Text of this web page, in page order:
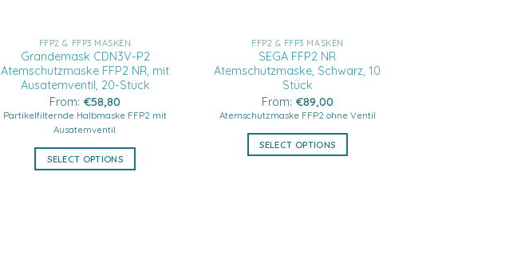
FFP2 & FFP3 MASKEN
Grandemask CDN3V-P2
Atemschutzmaske FFP2 NR, mit
Ausatemventil, 20-Stück
From: €58,80
Partikelfilternde Halbmaske FFP2 mit
Ausatemventil.
SELECT OPTIONS
FFP2 & FFP3 MASKEN
SEGA FFP2 NR
Atemschutzmaske, Schwarz, 10
Stück
From: €89,00
Atemschutzmaske FFP2 ohne Ventil
SELECT OPTIONS